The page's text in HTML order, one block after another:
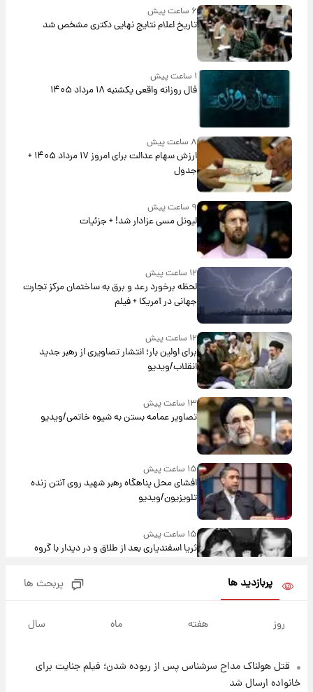
۶ ساعت پیش
تاریخ اعلام نتایج نهایی دکتری مشخص شد
۱ ساعت پیش
فال روزانه واقعی یکشنبه ۱۸ مرداد ۱۴۰۵
۸ ساعت پیش
ارزش سهام عدالت برای امروز ۱۷ مرداد ۱۴۰۵ +
جدول
۹ ساعت پیش
لیونل مسی عزادار شد! + جزئیات
۱۲ ساعت پیش
لحظه برخورد رعد و برق به ساختمان مرکز تجارت
جهانی در آمریکا + فیلم
۱۲ ساعت پیش
برای اولین بار؛ انتشار تصاویری از رهبر جدید
انقلاب/ویدیو
۱۳ ساعت پیش
تصاویر عمامه بستن به شیوه خاتمی/ویدیو
۱۵ ساعت پیش
افشای محل پناهگاه‌ رهبر شهید روی آنتن زنده
تلویزیون/ویدیو
۱۵ ساعت پیش
ثریا اسفندیاری بعد از طلاق و در دیدار با گروه
پول به معشوقه با درآمد یوفا
۱۵ ساعت پیش
پربازدید ها پربحث ها
روز هفته ماه سال
قتل هولناک مداح سرشناس پس از ربوده شدن؛ فیلم جنایت برای
خانواده ارسال شد